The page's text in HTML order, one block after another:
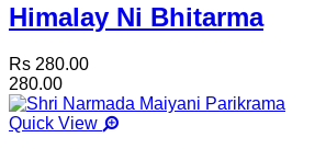
Himalay Ni Bhitarma
Rs 280.00
280.00
Quick View